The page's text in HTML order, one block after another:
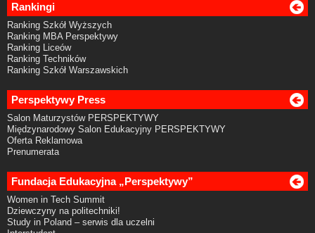
Rankingi
Ranking Szkół Wyższych
Ranking MBA Perspektywy
Ranking Liceów
Ranking Techników
Ranking Szkół Warszawskich
Perspektywy Press
Salon Maturzystów PERSPEKTYWY
Międzynarodowy Salon Edukacyjny PERSPEKTYWY
Oferta Reklamowa
Prenumerata
Fundacja Edukacyjna „Perspektywy”
Women in Tech Summit
Dziewczyny na politechniki!
Study in Poland – serwis dla uczelni